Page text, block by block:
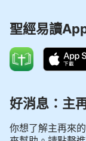
聖經易讀
好消息：主
你想了解主再來